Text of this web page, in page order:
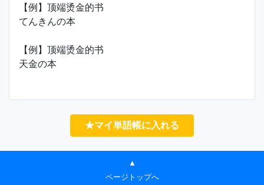
【例】顶端烫金的书
てんきんの本
【例】顶端烫金的书
天金の本
★マイ単語帳に入れる
▲
ページトップへ